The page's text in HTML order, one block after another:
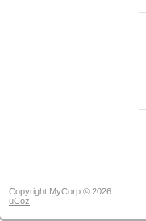
Copyright MyCorp © 2026
uCoz